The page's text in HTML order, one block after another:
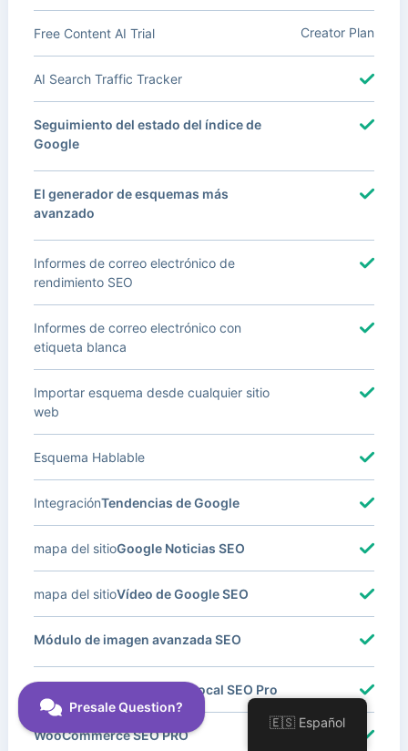
Free Content AI Trial Creator Plan
AI Search Traffic Tracker
Seguimiento del estado del índice de
Google
El generador de esquemas más
avanzado
Informes de correo electrónico de
rendimiento SEO
Informes de correo electrónico con
etiqueta blanca
Importar esquema desde cualquier sitio
web
Esquema Hablable
Tendencias de Google
Integración
Google Noticias SEO
mapa del sitio
Vídeo de Google SEO
mapa del sitio
Módulo de imagen avanzada SEO
Local SEO Pro
WooCommerce SEO PRO
🇪🇸 Español